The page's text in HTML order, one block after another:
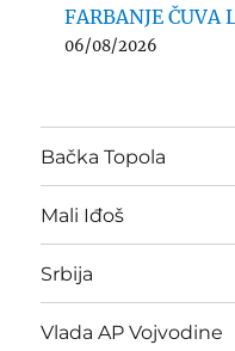
FARBANJE ČUVA
06/08/2026
Bačka Topola
Mali Iđoš
Srbija
Vlada AP Vojvodine